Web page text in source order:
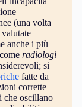
(una volta
anche i più
radiologi
si
fatte da
corrette
che oscillano